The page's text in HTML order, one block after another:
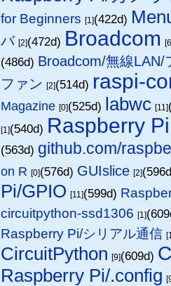
for Beginners [1](422d)
バ [2](472d) Broadcom
(486d) Broadcom/無線LAN/
ファン [2](514d) raspi-
Magazine [0](525d) labwc [11]
[1](540d) Raspberry
(563d) github.com/
on R [0](576d) GUIslice [2]
Pi/GPIO [11](599d)
circuitpython-ssd1306 [1]
Raspberry Pi/シリアル通信
CircuitPython [9](609d)
Raspberry Pi/.config